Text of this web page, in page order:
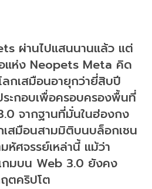
ผ่านไปแสนนานแล้ว แต่
แห่ง Neopets Meta คิด
กเสมือนอายุกว่ายี่สิบปี
ะกอบเพื่อครอบครองพื้นที่
จากฐานที่มั่นในฮ่องกง
เสมือนสามมิติบนบล็อกเชน
ศจรรย์เหล่านี้ แม้ว่า
กมบน Web 3.0 ยังคง
ตคริปโต